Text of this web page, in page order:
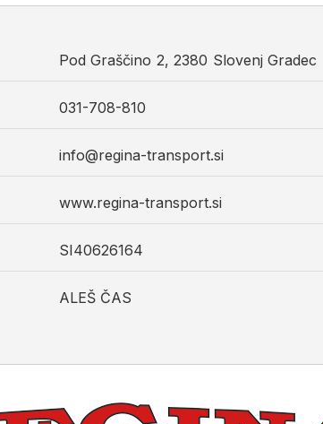
Pod Graščino 2, 2380 Slovenj Gradec
031-708-810
info@regina-transport.si
www.regina-transport.si
SI40626164
ALEŠ ČAS